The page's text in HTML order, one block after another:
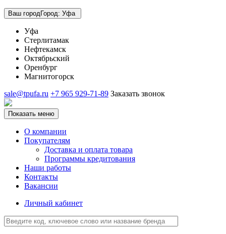
Ваш городГород: Уфа
Уфа
Стерлитамак
Нефтекамск
Октябрьский
Оренбург
Магнитогорск
sale@tpufa.ru +7 965 929-71-89 Заказать звонок
Показать меню
О компании
Покупателям
Доставка и оплата товара
Программы кредитования
Наши работы
Контакты
Вакансии
Личный кабинет